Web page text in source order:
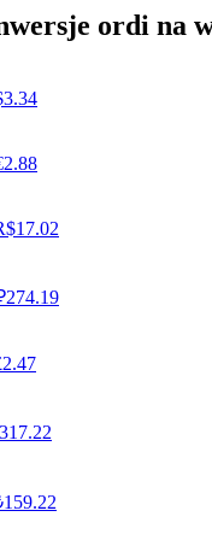
konkurencyjne
ordi na
3.34
2.88
17.02
274.19
2.47
317.22
159.22